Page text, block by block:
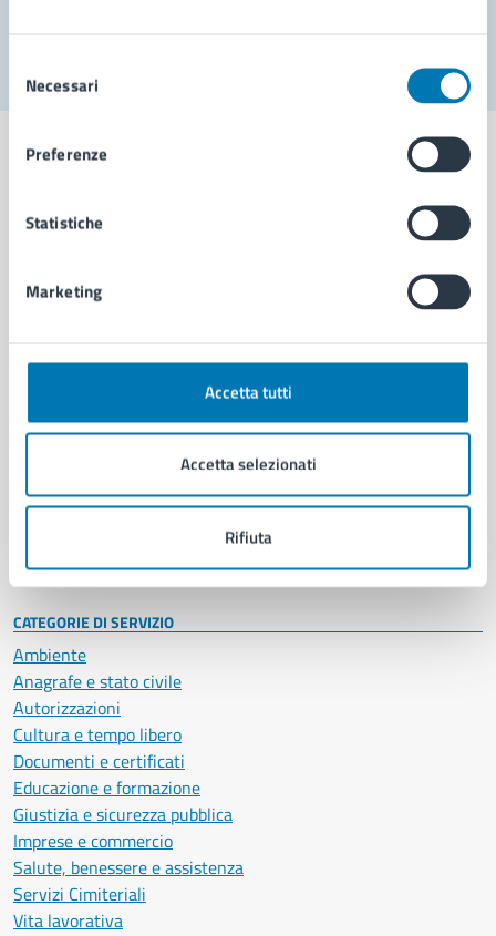
delNecessari
Preferenze
Statistiche
Marketing
Accetta tutti
Accetta selezionati
Rifiuta
Comune di Napoli
AMMINISTRAZIONE
Organi di governo
Enti e fondazioni
Personale amministrativo
Intranet, posta aziendale e protocollo
CATEGORIE DI SERVIZIO
Ambiente
Anagrafe e stato civile
Autorizzazioni
Cultura e tempo libero
Documenti e certificati
Educazione e formazione
Giustizia e sicurezza pubblica
Imprese e commercio
Salute, benessere e assistenza
Servizi Cimiteriali
Vita lavorativa